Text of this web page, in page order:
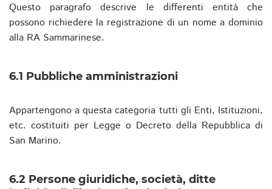
Questo paragrafo descrive le differenti entità che
possono richiedere la registrazione di un nome a dominio
alla RA Sammarinese.
6.1 Pubbliche amministrazioni
Appartengono a questa categoria tutti gli Enti, Istituzioni,
etc. costituiti per Legge o Decreto della Repubblica di
San Marino.
6.2 Persone giuridiche, società, ditte